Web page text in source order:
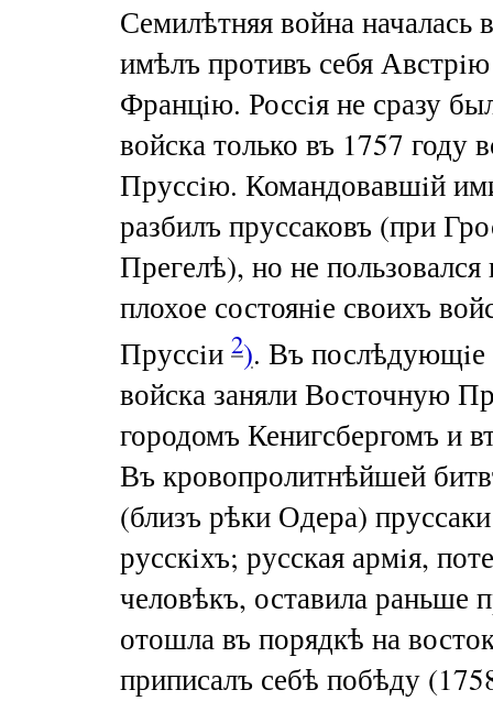
Семилѣтняя война
имѣлъ противъ себя
Францiю. Россiя не сразу
войска только въ 1757 году
Пруссiю. Командовавшiй
разбилъ пруссаковъ (при
Прегелѣ), но не
плохое состоянiе своихъ
Пруссiи 2). Въ послѣдующiе
войска заняли Восточную
городомъ Кенигсбергомъ и
Въ кровопролитнѣйшей
(близъ рѣки Одера)
русскiхъ; русская армiя,
человѣкъ, оставила раньше
отошла въ порядкѣ на
приписалъ себѣ побѣду